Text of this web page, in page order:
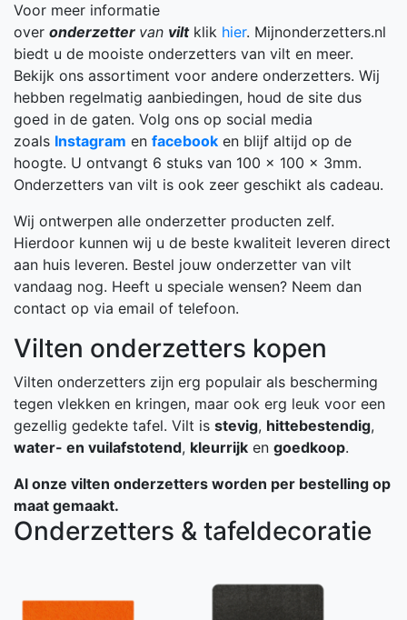
Voor meer informatie
over onderzetter van viltklik hier. Mijnonderzetters.nl
biedt u de mooiste onderzetters van vilt en meer.
Bekijk ons assortiment voor andere onderzetters. Wij
hebben regelmatig aanbiedingen, houd de site dus
goed in de gaten. Volg ons op social media
zoals Instagram en facebook en blijf altijd op de
hoogte. U ontvangt 6 stuks van 100 x 100 x 3mm.
Onderzetters van vilt is ook zeer geschikt als cadeau.
Wij ontwerpen alle onderzetter producten zelf.
Hierdoor kunnen wij u de beste kwaliteit leveren direct
aan huis leveren. Bestel jouw onderzetter van vilt
vandaag nog. Heeft u speciale wensen? Neem dan
contact op via email of telefoon.
Vilten onderzetters kopen
Vilten onderzetters zijn erg populair als bescherming
tegen vlekken en kringen, maar ook erg leuk voor een
gezellig gedekte tafel. Vilt is stevig, hittebestendig,
water- en vuilafstotend, kleurrijk en goedkoop.
Al onze vilten onderzetters worden per bestelling op
maat gemaakt.
Onderzetters & tafeldecoratie